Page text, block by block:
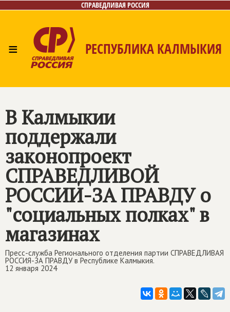
СПРАВЕДЛИВАЯ РОССИЯ
≡ РЕСПУБЛИКА КАЛМЫКИЯ
В Калмыкии
поддержали
законопроект
СПРАВЕДЛИВОЙ
РОССИИ-ЗА ПРАВДУ о
"социальных полках" в
магазинах
Пресс-служба Регионального отделения партии СПРАВЕДЛИВАЯ
РОССИЯ-ЗА ПРАВДУ в Республике Калмыкия.
12 января 2024